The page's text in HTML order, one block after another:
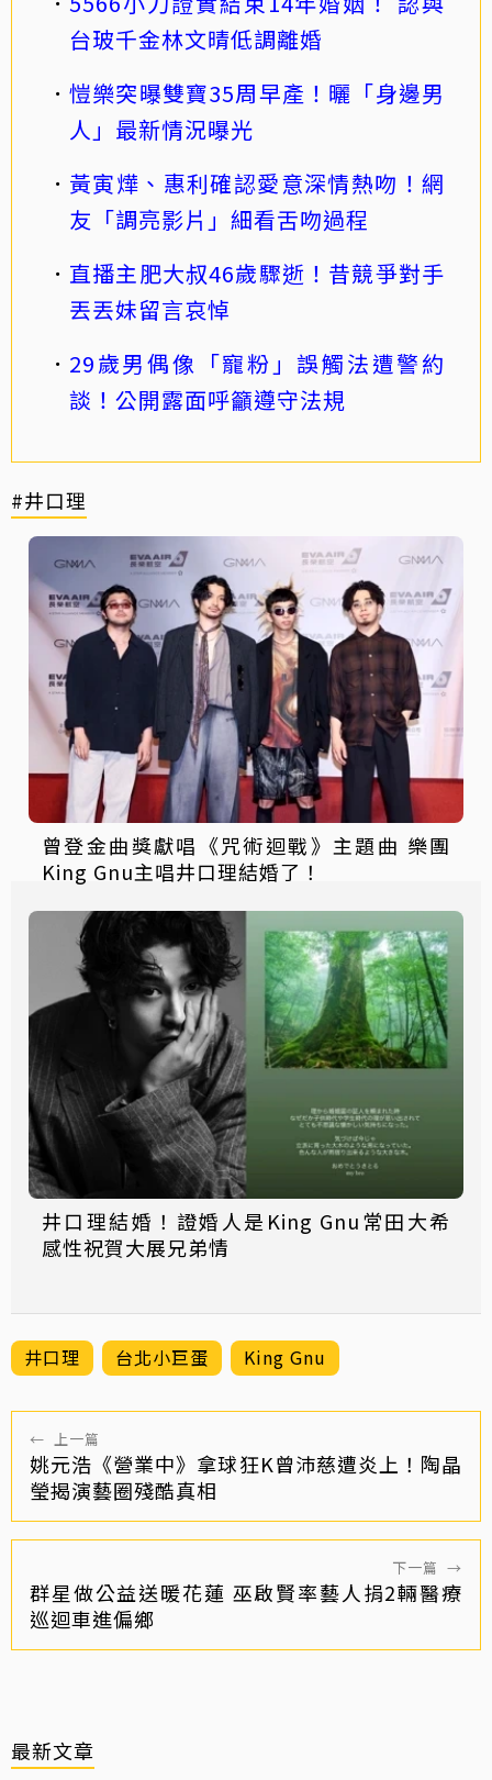
台玻千金林文晴低調離婚
愷樂突曝雙寶35周早產！曬「身邊男
人」最新情況曝光
黃寅燁、惠利確認愛意深情熱吻！網
友「調亮影片」細看舌吻過程
直播主肥大叔46歲驟逝！昔競爭對手
丟丟妹留言哀悼
29歲男偶像「寵粉」誤觸法遭警約
談！公開露面呼籲遵守法規
#井口理
曾登金曲獎獻唱《咒術迴戰》主題曲 樂團
King Gnu主唱井口理結婚了！
井口理結婚！證婚人是King Gnu常田大希
感性祝賀大展兄弟情
井口理 台北小巨蛋 King Gnu
← 上一篇
姚元浩《營業中》拿球狂K曾沛慈遭炎上！陶晶
瑩揭演藝圈殘酷真相
下一篇 →
群星做公益送暖花蓮 巫啟賢率藝人捐2輛醫療
巡迴車進偏鄉
最新文章